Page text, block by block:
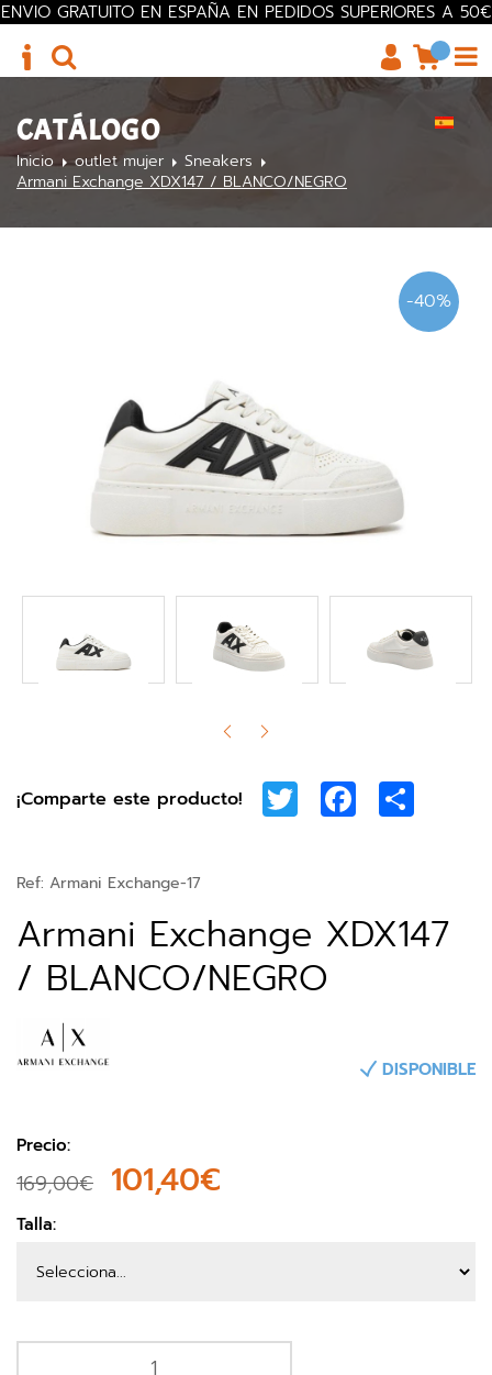
ENVIO GRATUITO EN ESPAÑA EN PEDIDOS SUPERIORES A 50€
CATÁLOGO
Inicio outlet mujer
Sneakers
Armani Exchange XDX147 / BLANCO/NEGRO
-40%
¡Comparte este producto! Twitter Facebook
Ref: Armani Exchange-17
Armani Exchange XDX147
/ BLANCO/NEGRO
DISPONIBLE
Precio:
169,00€ 101,40€
Talla: